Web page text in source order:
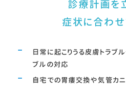
診療計画を
症状に合わ
日常に起こりうる皮膚トラブ
ブルの対応
自宅での胃瘻交換や気管カニ